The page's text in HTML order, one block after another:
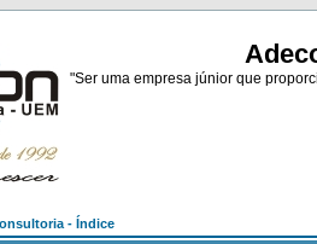
"Ser uma empresa júnior que
- Índice